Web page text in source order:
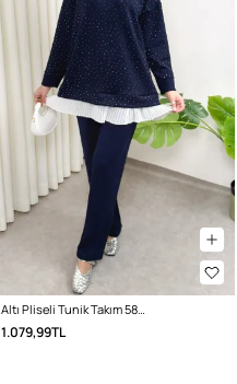
Altı Pliseli Tunik Takım 58122 - LACİVERT
1.079,99TL